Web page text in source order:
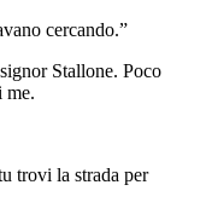
cercando.”
Stallone. Poco
me.
trovi la strada per